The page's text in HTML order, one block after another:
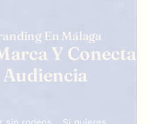
En Málaga
Y Conecta